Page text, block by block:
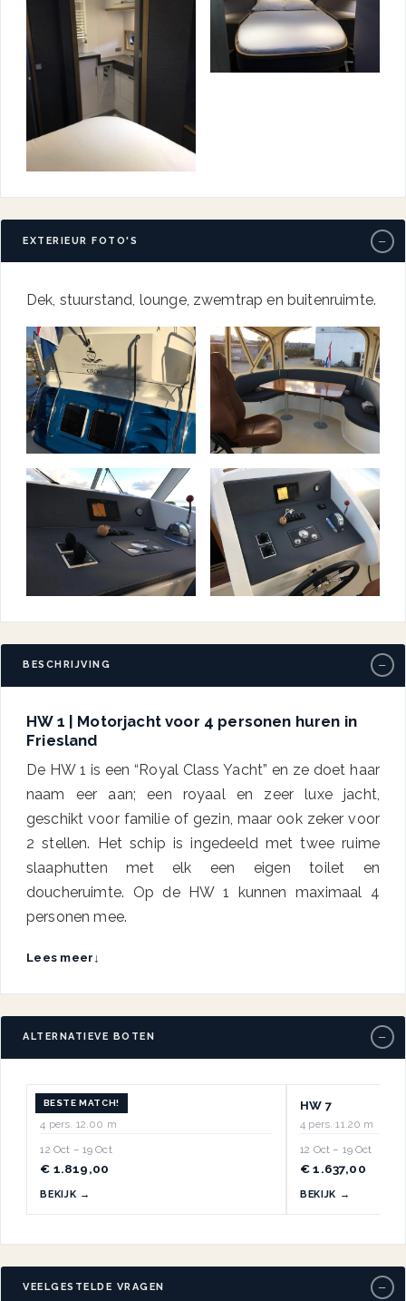
EXTERIEUR FOTO'S −
Dek, stuurstand, lounge, zwemtrap en buitenruimte.
BESCHRIJVING −
HW 1 | Motorjacht voor 4 personen huren in
Friesland
De HW 1 is een “Royal Class Yacht” en ze doet haar
naam eer aan; een royaal en zeer luxe jacht,
geschikt voor familie of gezin, maar ook zeker voor
2 stellen. Het schip is ingedeeld met twee ruime
slaaphutten met elk een eigen toilet en
doucheruimte. Op de HW 1 kunnen maximaal 4
personen mee.
Lees meer↓
ALTERNATIEVE BOTEN −
BESTE MATCH!
HW 17
4 pers. ·12.00 m
12 Oct – 19 Oct
€ 1.819,00
BEKIJK →
HW 7
4 pers.·11.20 m
12 Oct – 19 Oct
€ 1.637,00
BEKIJK →
VEELGESTELDE VRAGEN −